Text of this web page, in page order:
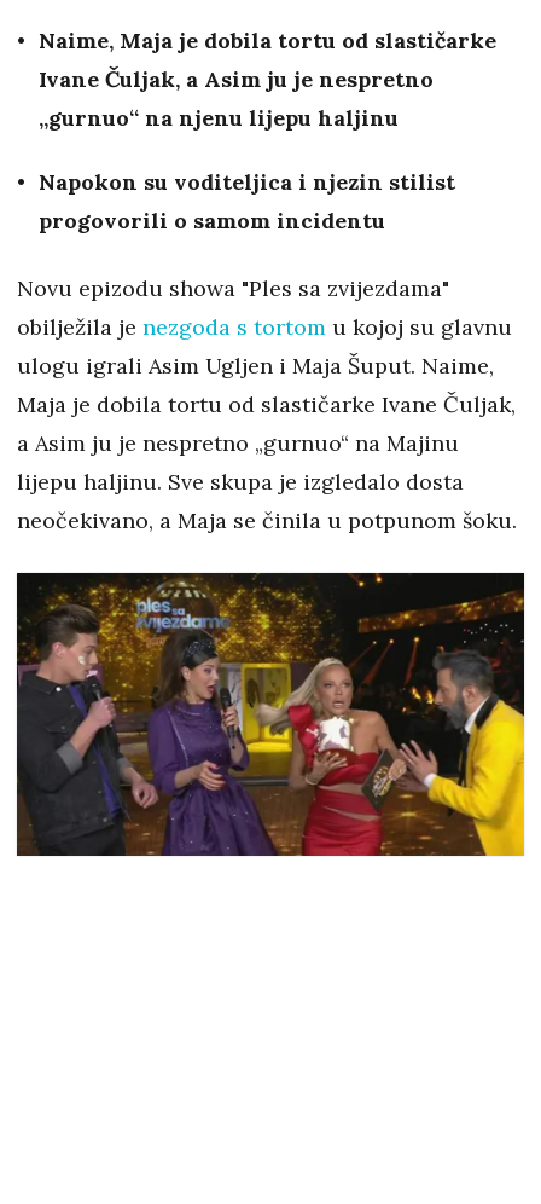
Naime, Maja je dobila tortu od slastičarke
Ivane Čuljak, a Asim ju je nespretno
„gurnuo“ na njenu lijepu haljinu
Napokon su voditeljica i njezin stilist
progovorili o samom incidentu
Novu epizodu showa "Ples sa zvijezdama"
obilježila je nezgoda s tortom u kojoj su glavnu
ulogu igrali Asim Ugljen i Maja Šuput. Naime,
Maja je dobila tortu od slastičarke Ivane Čuljak,
a Asim ju je nespretno „gurnuo“ na Majinu
lijepu haljinu. Sve skupa je izgledalo dosta
neočekivano, a Maja se činila u potpunom šoku.